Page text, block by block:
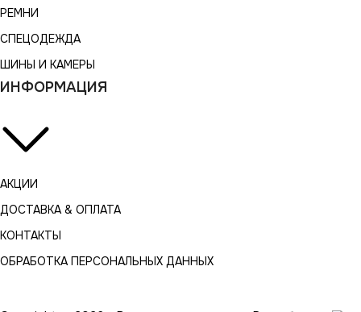
РЕМНИ
СПЕЦОДЕЖДА
ШИНЫ И КАМЕРЫ
ИНФОРМАЦИЯ
АКЦИИ
ДОСТАВКА & ОПЛАТА
КОНТАКТЫ
ОБРАБОТКА ПЕРСОНАЛЬНЫХ ДАННЫХ